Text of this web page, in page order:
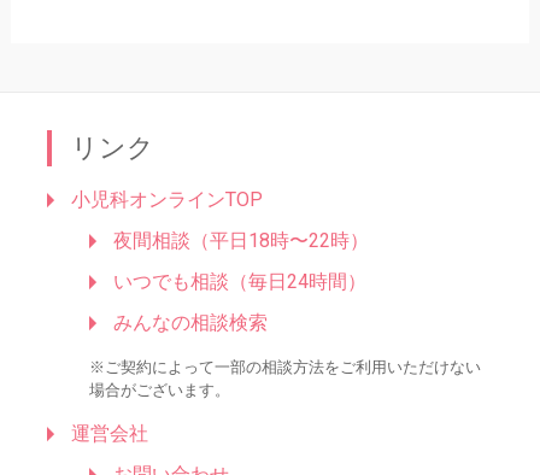
リンク
小児科オンラインTOP
夜間相談（平日18時〜22時）
いつでも相談（毎日24時間）
みんなの相談検索
※ご契約によって一部の相談方法をご利用いただけない
場合がございます。
運営会社